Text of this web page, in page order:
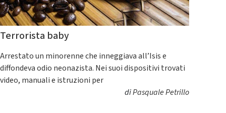
Terrorista baby
Arrestato un minorenne che inneggiava all’Isis e
diffondeva odio neonazista. Nei suoi dispositivi trovati
video, manuali e istruzioni per
diPasquale Petrillo